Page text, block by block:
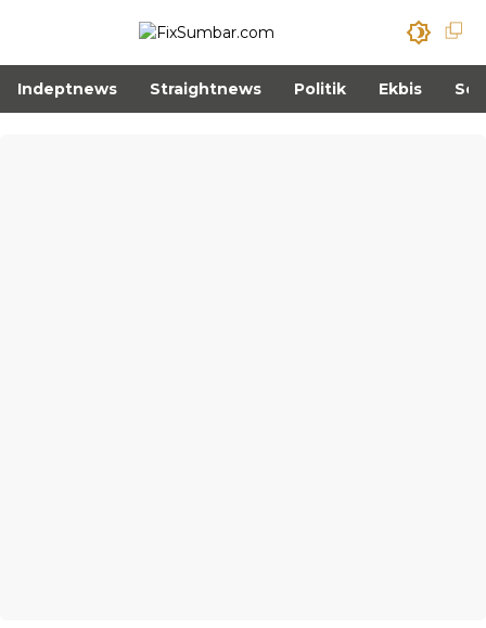
Indeptnews Straightnews Politik Ekbis